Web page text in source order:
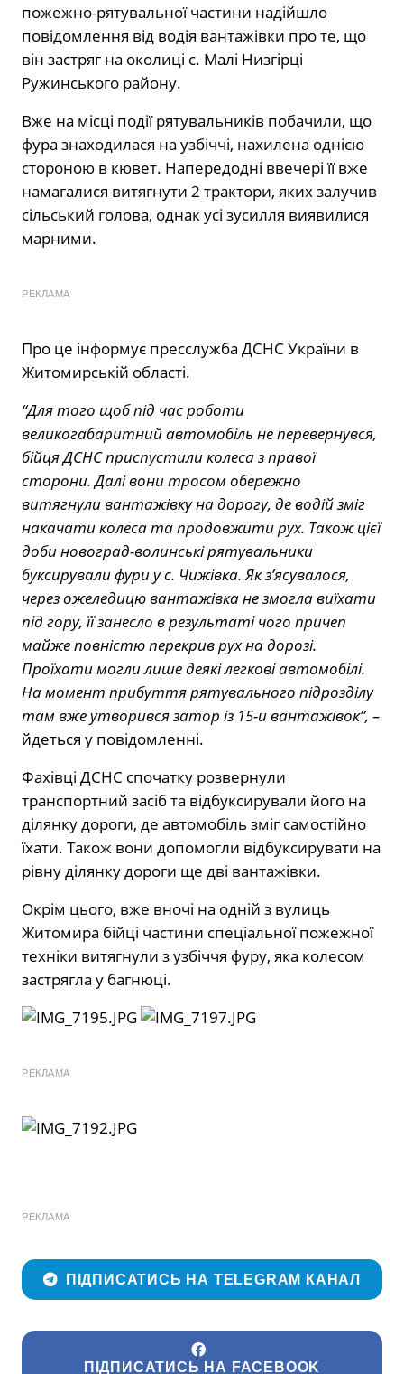
пожежно-рятувальної частини надійшло
повідомлення від водія вантажівки про те, що
він застряг на околиці с. Малі Низгірці
Ружинського району.
Вже на місці події рятувальників побачили, що
фура знаходилася на узбіччі, нахилена однією
стороною в кювет. Напередодні ввечері її вже
намагалися витягнути 2 трактори, яких залучив
сільський голова, однак усі зусилля виявилися
марними.
РЕКЛАМА
Про це інформує пресслужба ДСНС України в
Житомирській області.
“Для того щоб під час роботи
великогабаритний автомобіль не перевернувся,
бійця ДСНС приспустили колеса з правої
сторони. Далі вони тросом обережно
витягнули вантажівку на дорогу, де водій зміг
накачати колеса та продовжити рух. Також цієї
доби новоград-волинські рятувальники
буксирували фури у с. Чижівка. Як з’ясувалося,
через ожеледицю вантажівка не змогла виїхати
під гору, її занесло в результаті чого причеп
майже повністю перекрив рух на дорозі.
Проїхати могли лише деякі легкові автомобілі.
На момент прибуття рятувального підрозділу
там вже утворився затор із 15-и вантажівок”, –
йдеться у повідомленні.
Фахівці ДСНС спочатку розвернули
транспортний засіб та відбуксирували його на
ділянку дороги, де автомобіль зміг самостійно
їхати. Також вони допомогли відбуксирувати на
рівну ділянку дороги ще дві вантажівки.
Окрім цього, вже вночі на одній з вулиць
Житомира бійці частини спеціальної пожежної
техніки витягнули з узбіччя фуру, яка колесом
застрягла у багнюці.
РЕКЛАМА
РЕКЛАМА
ПІДПИСАТИСЬ НА TELEGRAM КАНАЛ
ПІДПИСАТИСЬ НА FACEBOOK